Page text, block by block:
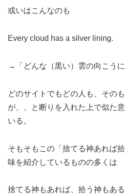
或いはこんなのも
Every cloud has a silver lining.
→ 「どんな（黒い）雲の向こう
どのサイトでもどの人も、その
が、、と断りを入れた上で似た
いる。
そもそもこの「捨てる神あれば
味を紹介しているものの多くは
捨てる神もあれば、拾う神も